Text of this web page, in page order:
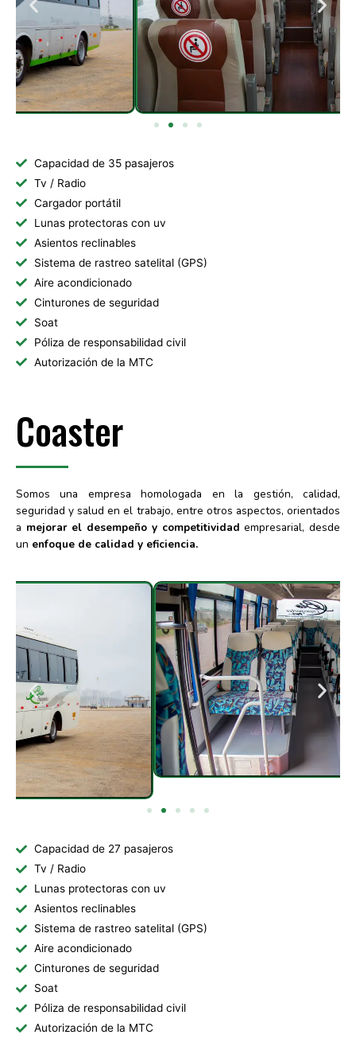
Capacidad de 35 pasajeros
Tv / Radio
Cargador portátil
Lunas protectoras con uv
Asientos reclinables
Sistema de rastreo satelital (GPS)
Aire acondicionado
Cinturones de seguridad
Soat
Póliza de responsabilidad civil
Autorización de la MTC
Coaster
Somos una empresa homologada en la gestión, calidad,
seguridad y salud en el trabajo, entre otros aspectos, orientados
a mejorar el desempeño y competitividadempresarial, desde
un enfoque de calidad y eficiencia.
Capacidad de 27 pasajeros
Tv / Radio
Lunas protectoras con uv
Asientos reclinables
Sistema de rastreo satelital (GPS)
Aire acondicionado
Cinturones de seguridad
Soat
Póliza de responsabilidad civil
Autorización de la MTC